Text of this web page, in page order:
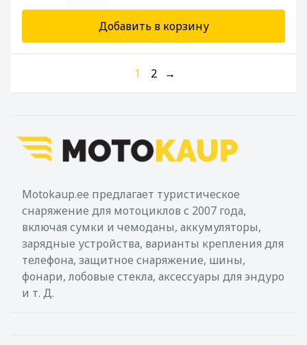
Добавить в корзину
1 2 →
Motokaup.ee предлагает туристическое
снаряжение для мотоциклов с 2007 года,
включая сумки и чемоданы, аккумуляторы,
зарядные устройства, варианты крепления для
телефона, защитное снаряжение, шины,
фонари, лобовые стекла, аксессуары для эндуро
и т. Д.